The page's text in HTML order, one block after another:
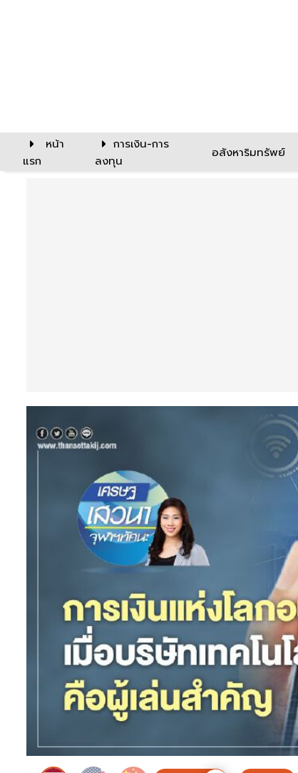
หน้า
แรก
การเงิน-การ
ลงทุน
อสังหาริมทรัพย์